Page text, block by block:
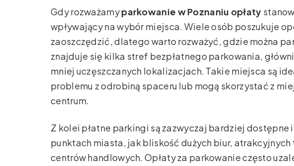
Gdy rozważamyparkowanie w Poznaniu opłaty
wpływający na wybór miejsca. Wiele osób poszukuje
zaoszczędzić, dlatego warto rozważyć, gdzie można
znajduje się kilka stref bezpłatnego parkowania,
mniej uczęszczanych lokalizacjach. Takie miejsca są
problemu z odrobiną spaceru lub mogą skorzystać z
centrum.
Z kolei płatne parkingi są zazwyczaj bardziej dostępne
punktach miasta, jak bliskość dużych biur,
centrów handlowych. Opłaty za parkowanie często